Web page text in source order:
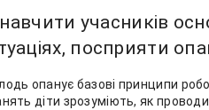
учасників
посприяти
опанує базові принципи
діти зрозуміють, як